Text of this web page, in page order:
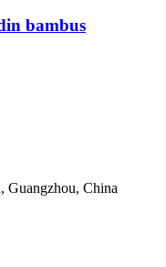
bambus
Guangzhou, China